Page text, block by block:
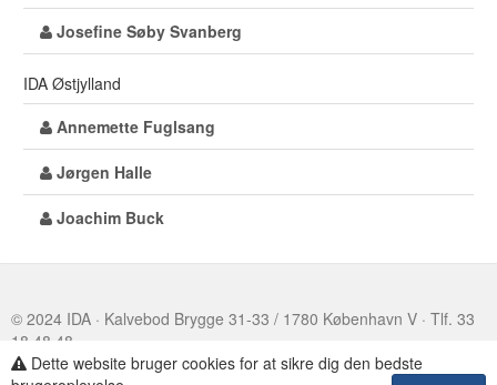
Josefine Søby Svanberg
IDA Østjylland
Annemette Fuglsang
Jørgen Halle
Joachim Buck
© 2024 IDA · Kalvebod Brygge 31-33 / 1780 København V · Tlf. 33
18 48 48
Assembly Voting
·
Dette website bruger cookies for at sikre dig den bedste